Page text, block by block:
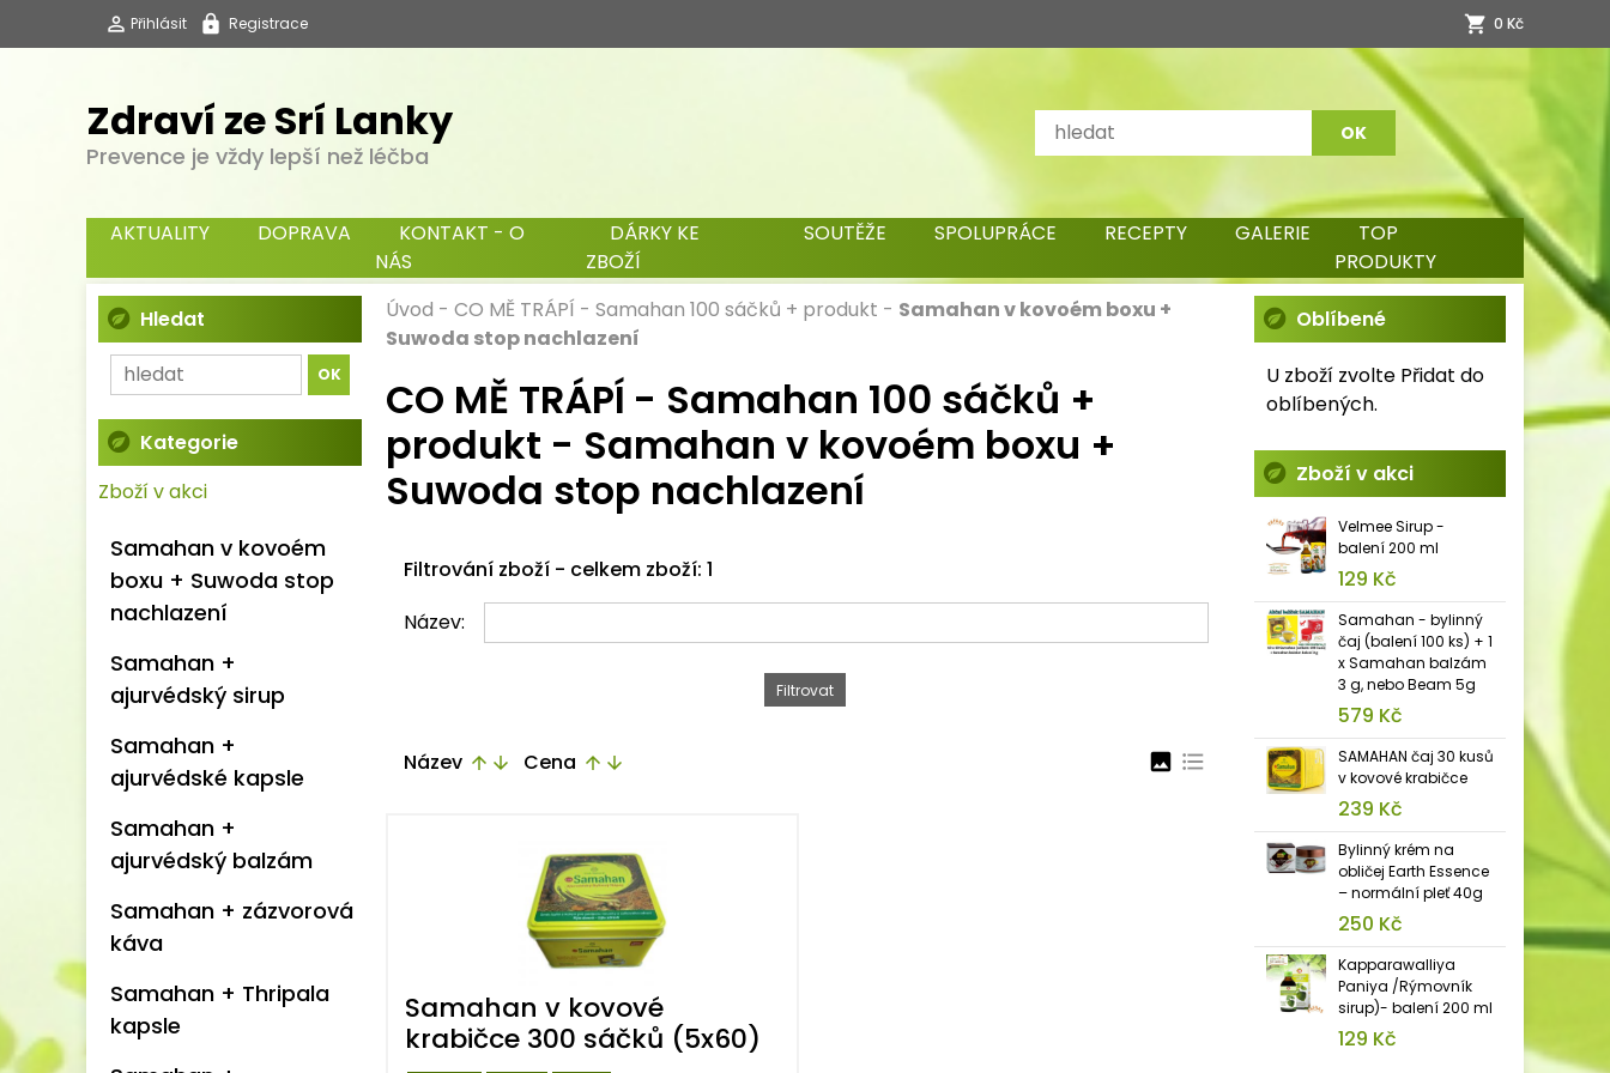
Přihlásit Registrace 0 Kč
Zdraví ze Srí Lanky
Prevence je vždy lepší než léčba
AKTUALITY DOPRAVA
KONTAKT - O
NÁS
DÁRKY KE
ZBOŽÍ
SOUTĚŽE SPOLUPRÁCE RECEPTY GALERIE
TOP
PRODUKTY
Hledat
Kategorie
Zboží v akci
Samahan v kovoém
boxu + Suwoda stop
nachlazení
Samahan +
ajurvédský sirup
Samahan +
ajurvédské kapsle
Samahan +
ajurvédský balzám
Samahan + zázvorová
káva
Samahan + Thripala
kapsle
Úvod - CO MĚ TRÁPÍ - Samahan 100 sáčků + produkt - Samahan v kovoém boxu +
Suwoda stop nachlazení
CO MĚ TRÁPÍ - Samahan 100 sáčků +
produkt - Samahan v kovoém boxu +
Suwoda stop nachlazení
Filtrování zboží - celkem zboží: 1
Název:
Název arrow_upward arrow_downward Cena arrow_upward arrow_downward image format_list_bulleted
Samahan v kovové
krabičce 300 sáčků (5x60)
Oblíbené
U zboží zvolte Přidat do
oblíbených.
Zboží v akci
Velmee Sirup -
balení 200 ml
129 Kč
Samahan - bylinný
čaj (balení 100 ks) + 1
x Samahan balzám
3 g, nebo Beam 5g
579 Kč
SAMAHAN čaj 30 kusů
v kovové krabičce
239 Kč
Bylinný krém na
obličej Earth Essence
– normální pleť 40g
250 Kč
Kapparawalliya
Paniya /Rýmovník
sirup)- balení 200 ml
129 Kč